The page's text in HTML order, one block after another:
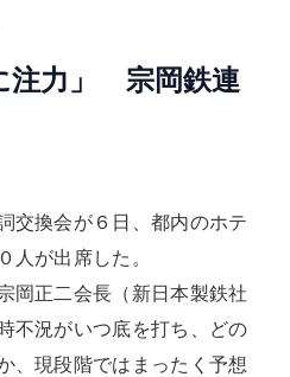
注力」 宗岡鉄連
交換会が６日、都内のホテ
人が出席した。
岡正二会長（新日本製鉄社
不況がいつ底を打ち、どの
、現段階ではまったく予想